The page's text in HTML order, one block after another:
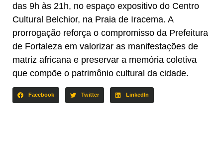
das 9h às 21h, no espaço expositivo do Centro
Cultural Belchior, na Praia de Iracema. A
prorrogação reforça o compromisso da Prefeitura
de Fortaleza em valorizar as manifestações de
matriz africana e preservar a memória coletiva
que compõe o patrimônio cultural da cidade.
Facebook Twitter LinkedIn